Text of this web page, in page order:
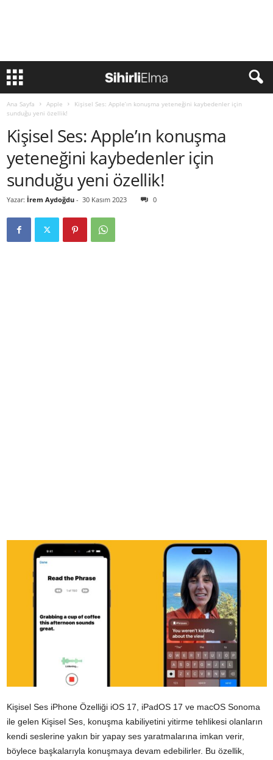
Ana Sayfa Apple
Kişisel Ses: Apple’ın konuşma yeteneğini kaybedenler için
sunduğu yeni özellik!
Kişisel Ses: Apple’ın konuşma
yeteneğini kaybedenler için
sunduğu yeni özellik!
Yazar: İrem Aydoğdu - 30 Kasım 2023 0
Kişisel Ses iPhone Özelliği iOS 17, iPadOS 17 ve macOS Sonoma
ile gelen Kişisel Ses, konuşma kabiliyetini yitirme tehlikesi olanların
kendi seslerine yakın bir yapay ses yaratmalarına imkan verir,
böylece başkalarıyla konuşmaya devam edebilirler. Bu özellik,